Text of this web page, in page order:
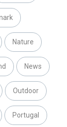
Nature
News
Outdoor
Portugal